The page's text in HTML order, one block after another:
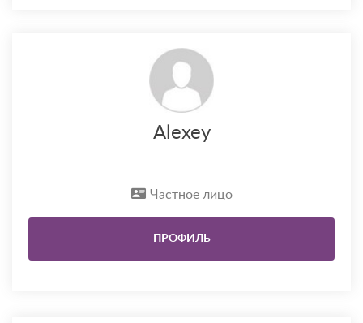
Alexey
Частное лицо
ПРОФИЛЬ